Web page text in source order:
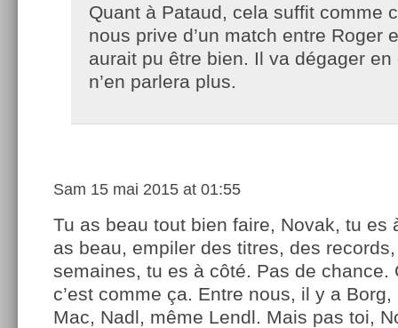
Quant à Pataud, cela suffit comme
nous prive d’un match entre Roger
aurait pu être bien. Il va dégager
n’en parlera plus.
Sam 15 mai 2015 at 01:55
Tu as beau tout bien faire, Novak, tu es
as beau, empiler des titres, des
semaines, tu es à côté. Pas de chance.
c’est comme ça. Entre nous, il y a
Mac, Nadl, même Lendl. Mais pas toi,